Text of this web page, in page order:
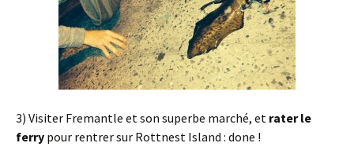
3) Visiter Fremantle et son superbe marché, et rater le
ferry pour rentrer sur Rottnest Island : done !